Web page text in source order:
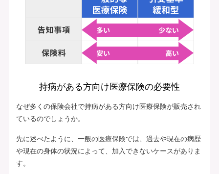
持病がある方向け医療保険の必要性
なぜ多くの保険会社で持病がある方向け医療保険が販売され
ているのでしょうか。
先に述べたように、一般の医療保険では、過去や現在の病歴
や現在の身体の状況によって、加入できないケースがありま
す。